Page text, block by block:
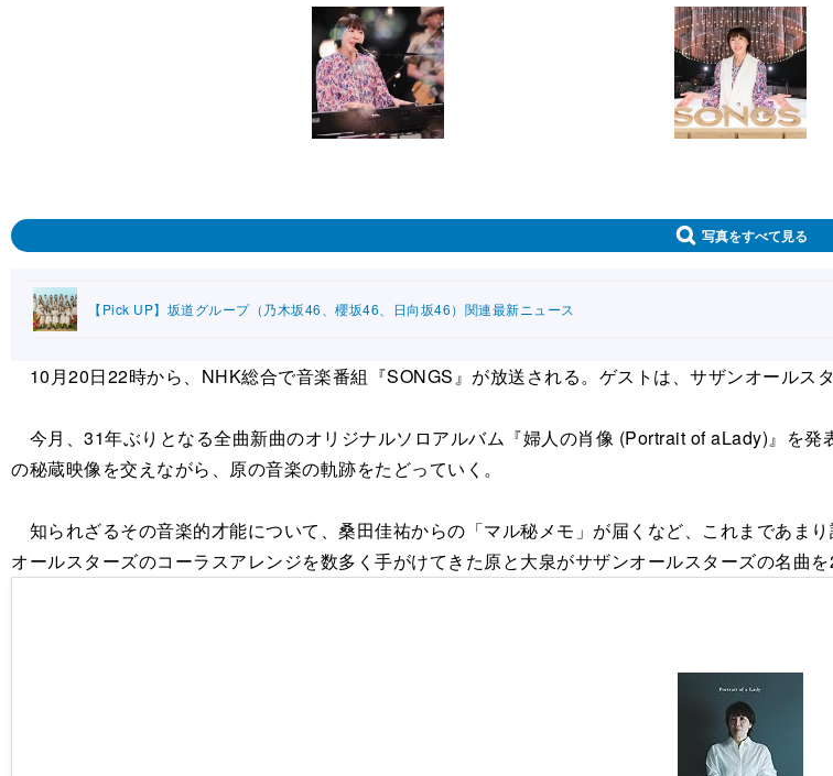
写真をすべて見る
【Pick UP】坂道グループ（乃木坂46、櫻坂46、日向坂46）関連最新ニュース
10月20日22時から、NHK総合で音楽番組『SONGS』が放送される。ゲストは、サザンオールスタ
今月、31年ぶりとなる全曲新曲のオリジナルソロアルバム『婦人の肖像 (Portrait of aLady)』を
の秘蔵映像を交えながら、原の音楽の軌跡をたどっていく。
知られざるその音楽的才能について、桑田佳祐からの「マル秘メモ」が届くなど、これまであま
オールスターズのコーラスアレンジを数多く手がけてきた原と大泉がサザンオールスターズの名曲を